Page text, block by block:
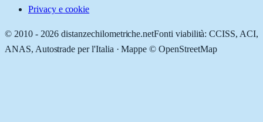
Privacy e cookie
© 2010 - 2026 distanzechilometriche.netFonti viabilità: CCISS, ACI,
ANAS, Autostrade per l'Italia · Mappe © OpenStreetMap